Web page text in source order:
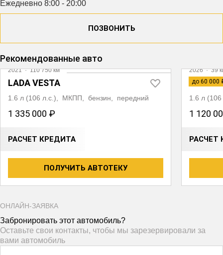
Ежедневно 8:00 - 20:00
ПОЗВОНИТЬ
Рекомендованные авто
2021·110 750 км
LADA VESTA
1.6 л (106 л.с.), МКПП, бензин, передний
1 335 000 ₽
РАСЧЕТ КРЕДИТА
ПОЛУЧИТЬ АВТОТЕКУ
до 60 000
2026·39
LADA
1.6 л
1 120
РАСЧЕТ
ОНЛАЙН-ЗАЯВКА
Забронировать этот автомобиль?
Оставьте свои контакты, чтобы мы зарезервировали за
вами автомобиль